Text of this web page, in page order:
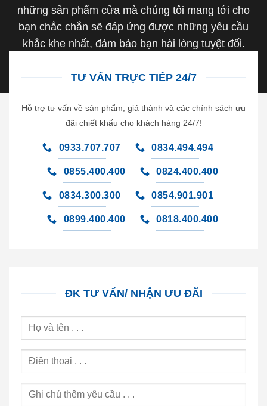
những sản phẩm cửa mà chúng tôi mang tới cho
bạn chắc chắn sẽ đáp ứng được những yêu cầu
khắc khe nhất, đảm bảo bạn hài lòng tuyệt đối.
TƯ VẤN TRỰC TIẾP 24/7
Hỗ trợ tư vấn về sản phẩm, giá thành và các chính sách ưu
đãi chiết khấu cho khách hàng 24/7!
0933.707.707 0834.494.494
0855.400.400 0824.400.400
0834.300.300 0854.901.901
0899.400.400 0818.400.400
ĐK TƯ VẤN/ NHẬN ƯU ĐÃI